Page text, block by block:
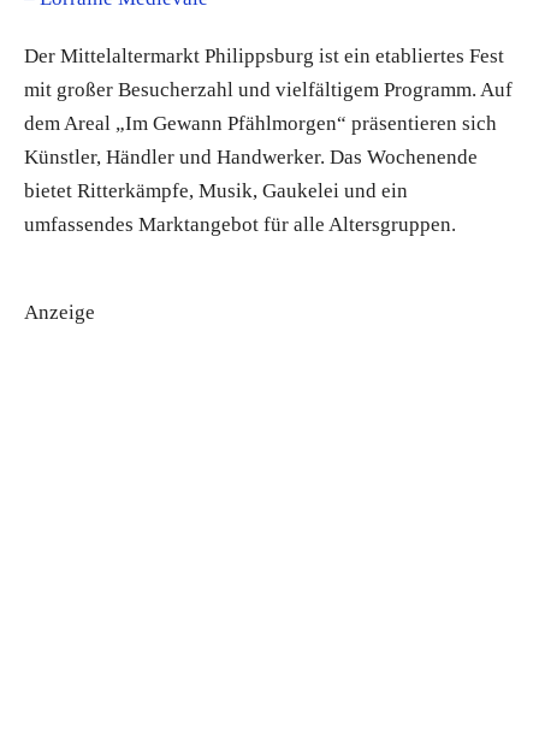
Der Mittelaltermarkt Philippsburg ist ein etabliertes Fest
mit großer Besucherzahl und vielfältigem Programm. Auf
dem Areal „Im Gewann Pfählmorgen“ präsentieren sich
Künstler, Händler und Handwerker. Das Wochenende
bietet Ritterkämpfe, Musik, Gaukelei und ein
umfassendes Marktangebot für alle Altersgruppen.
Anzeige